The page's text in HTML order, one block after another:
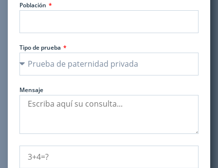
Población
Tipo de prueba
Mensaje